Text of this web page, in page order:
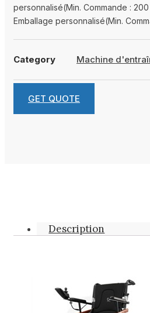
personnalisé(Min. Commande :
Emballage personnalisé(Min.
Category Machine
GET QUOTE
Description